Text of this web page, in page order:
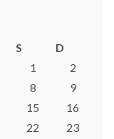
S
D
1
2
8
9
15
16
22
23